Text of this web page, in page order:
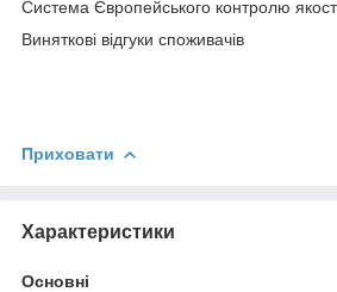
Система Європейського контролю
Виняткові відгуки споживачів
Приховати
Характеристики
Основні